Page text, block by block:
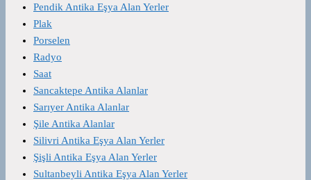
Pendik Antika Eşya Alan Yerler
Plak
Porselen
Radyo
Saat
Sancaktepe Antika Alanlar
Sarıyer Antika Alanlar
Şile Antika Alanlar
Silivri Antika Eşya Alan Yerler
Şişli Antika Eşya Alan Yerler
Sultanbeyli Antika Eşya Alan Yerler